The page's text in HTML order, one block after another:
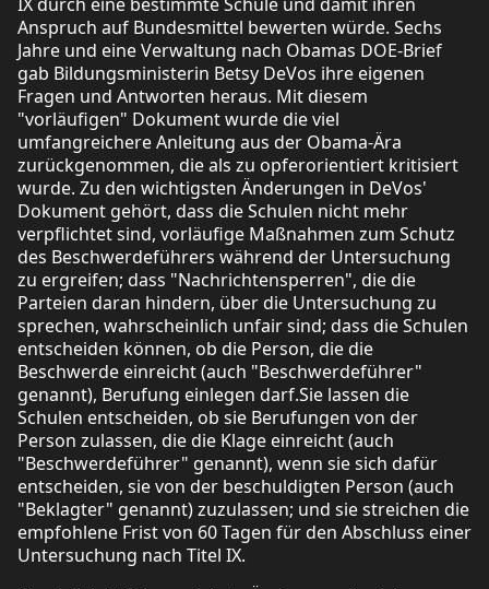
Anspruch auf Bundesmittel bewerten würde. Sechs
Jahre und eine Verwaltung nach Obamas DOE-Brief
gab Bildungsministerin Betsy DeVos ihre eigenen
Fragen und Antworten heraus. Mit diesem
"vorläufigen" Dokument wurde die viel
umfangreichere Anleitung aus der Obama-Ära
zurückgenommen, die als zu opferorientiert kritisiert
wurde. Zu den wichtigsten Änderungen in DeVos'
Dokument gehört, dass die Schulen nicht mehr
verpflichtet sind, vorläufige Maßnahmen zum Schutz
des Beschwerdeführers während der Untersuchung
zu ergreifen; dass "Nachrichtensperren", die die
Parteien daran hindern, über die Untersuchung zu
sprechen, wahrscheinlich unfair sind; dass die Schulen
entscheiden können, ob die Person, die die
Beschwerde einreicht (auch "Beschwerdeführer"
genannt), Berufung einlegen darf.Sie lassen die
Schulen entscheiden, ob sie Berufungen von der
Person zulassen, die die Klage einreicht (auch
"Beschwerdeführer" genannt), wenn sie sich dafür
entscheiden, sie von der beschuldigten Person (auch
"Beklagter" genannt) zuzulassen; und sie streichen die
empfohlene Frist von 60 Tagen für den Abschluss einer
Untersuchung nach Titel IX.